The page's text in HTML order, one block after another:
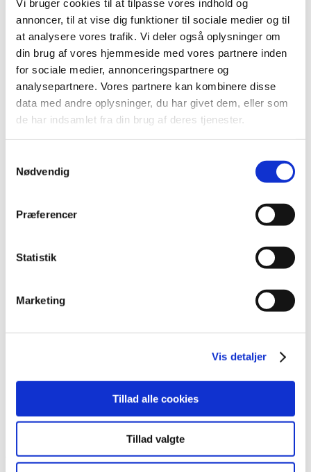
Vi bruger cookies til at tilpasse vores indhold og
annoncer, til at vise dig funktioner til sociale medier og til
at analysere vores trafik. Vi deler også oplysninger om
din brug af vores hjemmeside med vores partnere inden
for sociale medier, annonceringspartnere og
analysepartnere. Vores partnere kan kombinere disse
data med andre oplysninger, du har givet dem, eller som
de har indsamlet fra din brug af deres tjenester.
Nødvendig
Præferencer
Statistik
Marketing
Vis detaljer
Tillad alle cookies
Tillad valgte
Negle Olie
Skabeloner
Stamping
Sten
Stickers
Striping Tape
Tipper & øvehænder
Værktøj
Water Decals
Valentinesdag
Jule Nailart
Pincetter og Tweezer
Gavekort
Nedsatte Varer
Vare: Stamping Plade Flowers-20